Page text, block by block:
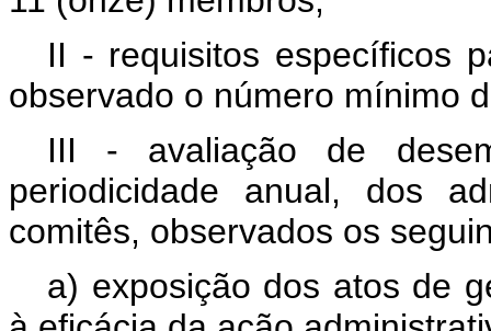
II - requisitos específicos
observado o número mínimo
III - avaliação de
periodicidade anual, dos
comitês, observados os
a) exposição dos atos de